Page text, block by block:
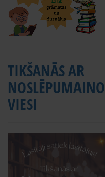
TIKŠANĀS AR
NOSLĒPUMAINO
VIESI